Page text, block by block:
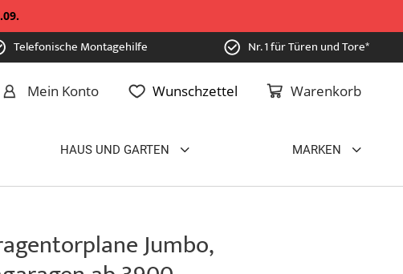
Telefonische Montagehilfe Nr. 1 für Türen und Tore*
Warenkorb
Mein Konto Wunschzettel
HAUS UND GARTEN MARKEN
Jumbo,